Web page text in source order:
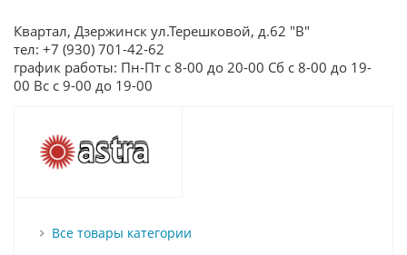
Квартал, Дзержинск ул.Терешковой, д.62 "В"
тел: +7 (930) 701-42-62
график работы: Пн-Пт с 8-00 до 20-00 Сб с 8-00 до 19-
00 Вс с 9-00 до 19-00
Все товары категории